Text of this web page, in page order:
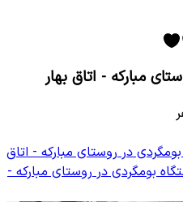
مبارکه - اتاق بهار
بومگردی در روستای مبارکه - اتاق
بومگردی در روستای مبارکه -